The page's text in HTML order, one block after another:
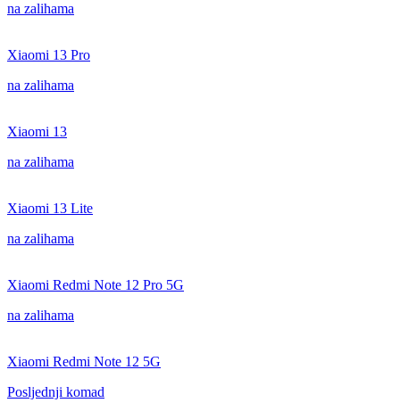
na zalihama
Xiaomi 13 Pro
na zalihama
Xiaomi 13
na zalihama
Xiaomi 13 Lite
na zalihama
Xiaomi Redmi Note 12 Pro 5G
na zalihama
Xiaomi Redmi Note 12 5G
Posljednji komad